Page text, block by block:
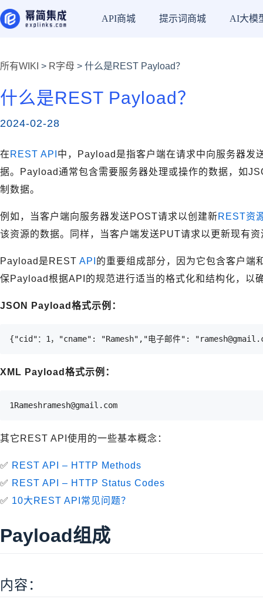
API商城 提示词商城 AI大模
所有WIKI > R字母 > 什么是REST Payload？
什么是REST Payload？
2024-02-28
在 REST API 中，Payload是指客户端在请求中向服务器发
据。Payload通常包含需要服务器处理或操作的数据，如
制数据。
例如，当客户端向服务器发送POST请求以创建新REST资
该资源的数据。同样，当客户端发送PUT请求以更新现有
Payload是REST API 的重要组成部分，因为它包含客户端
保Payload根据API的规范进行适当的格式化和结构化，以
JSON Payload格式示例：
{"cid"：1，"cname": "Ramesh","电子邮件":
XML Payload格式示例：
1Rameshramesh@gmail.com
其它REST API使用的一些基本概念：
✅ REST API – HTTP Methods
✅ REST API – HTTP Status Codes
✅ 10大REST API常见问题？
Payload组成
内容：